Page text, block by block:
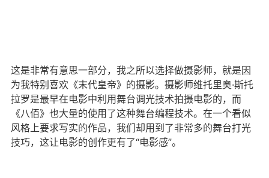
这是非常有意思一部分，我之所以选择做摄影师，就是因
为我特别喜欢《末代皇帝》的摄影。摄影师维托里奥·斯托
拉罗是最早在电影中利用舞台调光技术拍摄电影的，而
《八佰》也大量的使用了这种舞台编程技术。在一个看似
风格上要求写实的作品，我们却用到了非常多的舞台打光
技巧，这让电影的创作更有了“电影感”。